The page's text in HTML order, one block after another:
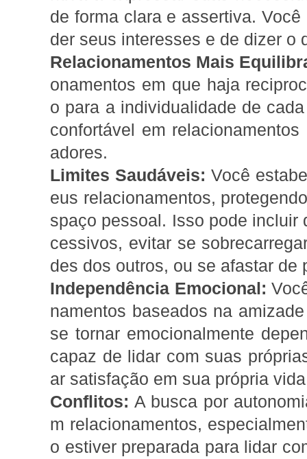
de forma clara e assertiva.
der seus interesses e de dizer o
Relacionamentos Mais
onamentos em que haja
o para a individualidade de
confortável em
adores.
Limites Saudáveis: Você
eus relacionamentos,
spaço pessoal. Isso pode incluir
cessivos, evitar se
des dos outros, ou se afastar de
Independência Emocional:
namentos baseados na
se tornar emocionalmente
capaz de lidar com suas
ar satisfação em sua própria
Conflitos: A busca por
m relacionamentos,
o estiver preparada para lidar